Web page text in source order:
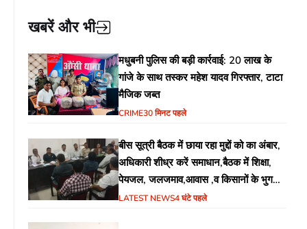
खबरें और भी
मधुबनी पुलिस की बड़ी कार्रवाई: 20 लाख के
गांजे के साथ तस्कर महेश यादव गिरफ्तार, टाटा
मैजिक जब्त
CRIME30 मिनट पहले
बीस सूत्री बैठक में छाया रहा मुद्दों को का अंबार,
अधिकारी शीध्र करें समाधान,बैठक में शिक्षा,
पेयजल, जलजमाव,आवास ,व किसानों के भुगतान
का उठा मुद्दा
LATEST NEWS4 घंटे पहले